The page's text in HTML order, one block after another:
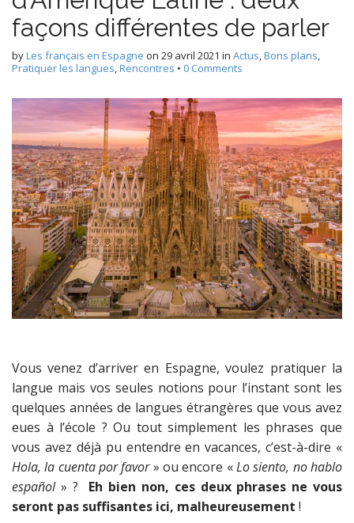
façons différentes de parler
byLes français en Espagne on 29 avril 2021 in Actus,Bons plans,
Pratiquer les langues,Rencontres • 0 Comments
Vous venez d’arriver en Espagne, voulez pratiquer la
langue mais vos seules notions pour l’instant sont les
quelques années de langues étrangères que vous avez
eues à l’école ? Ou tout simplement les phrases que
vous avez déjà pu entendre en vacances, c’est-à-dire «
Hola, la cuenta por favor» ou encore «Lo siento, no hablo
español» ? Eh bien non, ces deux phrases ne vous
seront pas suffisantes ici, malheureusement !